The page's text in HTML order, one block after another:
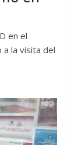
en el
la visita del